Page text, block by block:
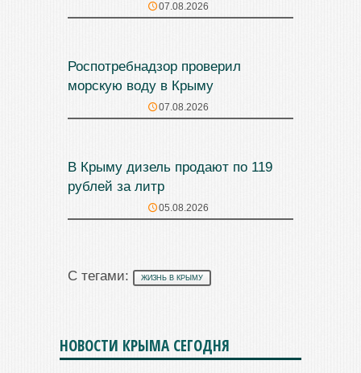
07.08.2026
Роспотребнадзор проверил
морскую воду в Крыму
07.08.2026
В Крыму дизель продают по 119
рублей за литр
05.08.2026
С тегами: ЖИЗНЬ В КРЫМУ
НОВОСТИ КРЫМА СЕГОДНЯ